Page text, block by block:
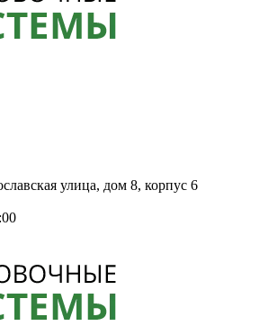
улица, дом 8, корпус 6